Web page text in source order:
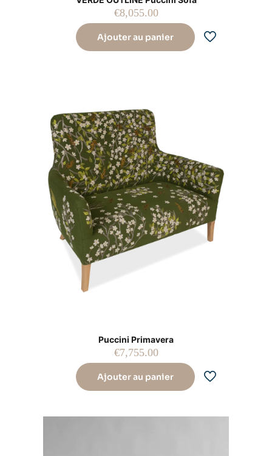
€8,055.00
Ajouter au panier
Puccini Primavera
€7,755.00
Ajouter au panier